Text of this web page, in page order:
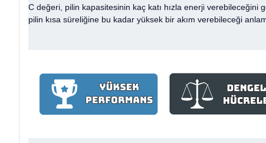
C değeri, pilin kapasitesinin kaç katı hızla enerji
pilin kısa süreliğine bu kadar yüksek bir akım verebileceği